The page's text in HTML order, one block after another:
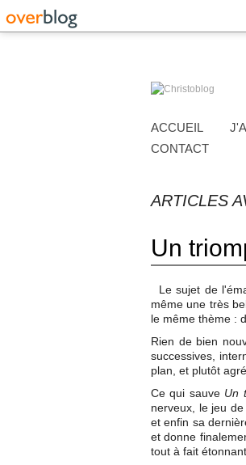
ACCUEIL
CONTACT
ARTICLES
Un
Le sujet de
même une très
le même thème :
Rien de bien
successives,
plan, et plutôt
Ce qui sauve Un
nerveux, le jeu
et enfin sa
et donne
tout à fait étonnant.